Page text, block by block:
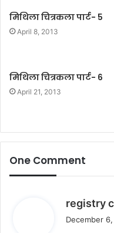
मिथिला चित्रकला पार्ट- 5
April 8, 2013
मिथिला चित्रकला पार्ट- 6
April 21, 2013
One Comment
registry
December